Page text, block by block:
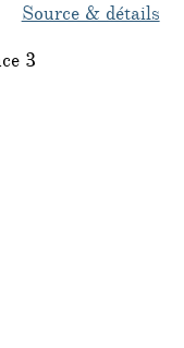
Source & détails
3